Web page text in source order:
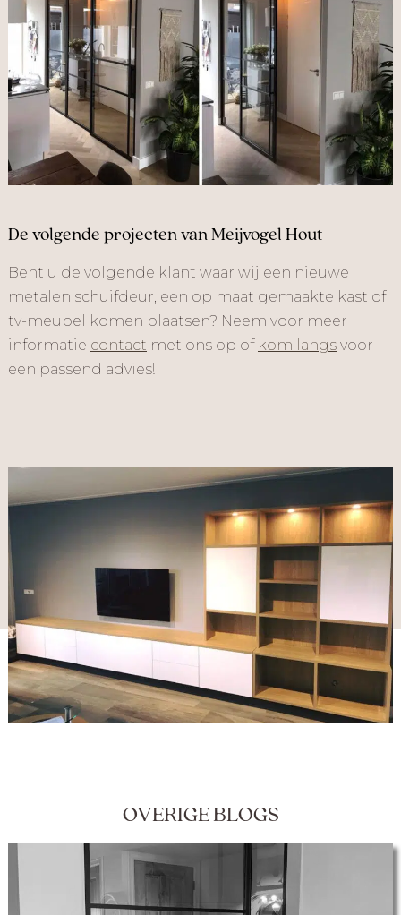
De volgende projecten van Meijvogel Hout
Bent u de volgende klant waar wij een nieuwe
metalen schuifdeur, een op maat gemaakte kast of
tv-meubel komen plaatsen? Neem voor meer
informatie contact met ons op of kom langs voor
een passend advies!
OVERIGE BLOGS